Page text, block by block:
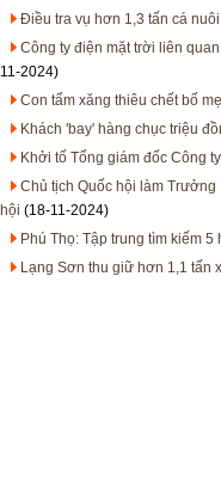
Điều tra vụ hơn 1,3 tấn cá
Công ty điện mặt trời liên
11-2024)
Con tẩm xăng thiêu chết bố
Khách 'bay' hàng chục triệu
Khởi tố Tổng giám đốc Công
Chủ tịch Quốc hội làm
hội (18-11-2024)
Phú Thọ: Tập trung tìm kiếm
Lạng Sơn thu giữ hơn 1,1 tấn